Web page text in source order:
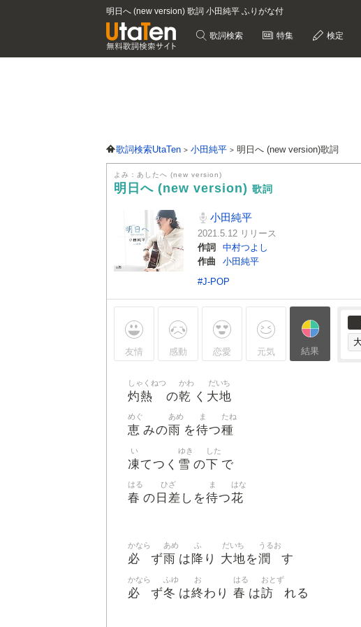
明日へ (new version) 歌詞 小田純平 ふりがな付
歌詞検索 特集 検定
歌詞検索UtaTen 小田純平 明日へ (new version)歌詞
よみ：あしたへ (new version)
明日へ (new version) 歌詞
小田純平
2021.5.12 リリース
作詞
中村つよし
作曲
小田純平
#J-POP
友情 感動 恋愛 元気 結果
灼熱
しゃくねつ
の乾
かわ
く 大地
だいち
恵
めぐ
みの雨
あめ
を待
ま
つ種
たね
凍
い
てつく 雪
ゆき
の下
した
で
春
はる
の 日差
ひざ
しを待
ま
つ花
はな
必
かなら
ず雨
あめ
は 降
ふ
り 大地
だいち
を潤
うるお
す
必
かなら
ず冬
ふゆ
は終
お
わり 春
はる
は訪
おとず
れる